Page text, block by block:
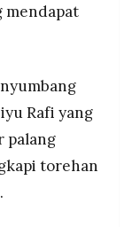
mendapat
Rafi yang
palang
torehan